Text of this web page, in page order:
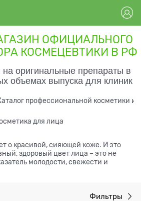
ОФИЦИАЛЬНОГО
КОСМЕЦЕВТИКИ В РФ
оригинальные препараты в
объемах выпуска для клиник
профессиональной косметики и
для лица
о красивой, сияющей коже. И это
здоровый цвет лица – это не
молодости, свежести и
Фильтры